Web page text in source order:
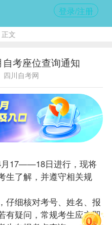
登录/注册
正文
考座位查询通知
四川自考网
17——18日进行，现将
生了解，并遵守相关规
细核对考号、姓名、 报
有疑问，常规考生应立即